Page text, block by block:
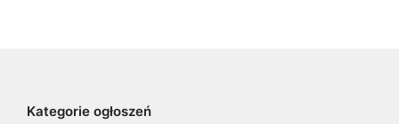
Kategorie ogłoszeń